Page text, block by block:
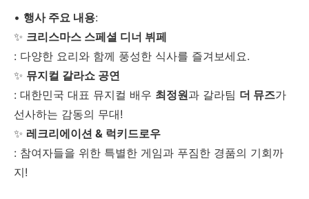
• 행사 주요 내용:
✨ 크리스마스 스페셜 디너 뷔페
: 다양한 요리와 함께 풍성한 식사를 즐겨보세요.
✨ 뮤지컬 갈라쇼 공연
: 대한민국 대표 뮤지컬 배우 최정원과 갈라팀 더 뮤즈가
선사하는 감동의 무대!
✨ 레크리에이션 & 럭키드로우
: 참여자들을 위한 특별한 게임과 푸짐한 경품의 기회까
지!